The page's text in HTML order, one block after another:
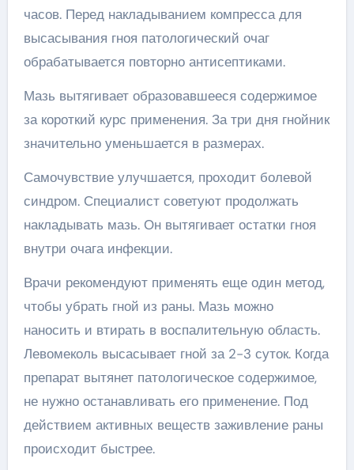
часов. Перед накладыванием компресса для
высасывания гноя патологический очаг
обрабатывается повторно антисептиками.
Мазь вытягивает образовавшееся содержимое
за короткий курс применения. За три дня гнойник
значительно уменьшается в размерах.
Самочувствие улучшается, проходит болевой
синдром. Специалист советуют продолжать
накладывать мазь. Он вытягивает остатки гноя
внутри очага инфекции.
Врачи рекомендуют применять еще один метод,
чтобы убрать гной из раны. Мазь можно
наносить и втирать в воспалительную область.
Левомеколь высасывает гной за 2-3 суток. Когда
препарат вытянет патологическое содержимое,
не нужно останавливать его применение. Под
действием активных веществ заживление раны
происходит быстрее.